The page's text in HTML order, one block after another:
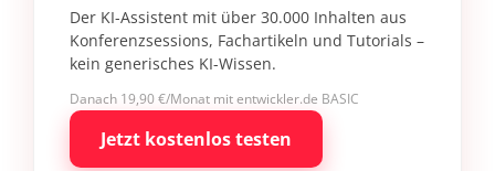
Der KI-Assistent mit über 30.000 Inhalten aus
Konferenzsessions, Fachartikeln und Tutorials –
kein generisches KI-Wissen.
Danach 19,90 €/Monat mit entwickler.de BASIC
Jetzt kostenlos testen